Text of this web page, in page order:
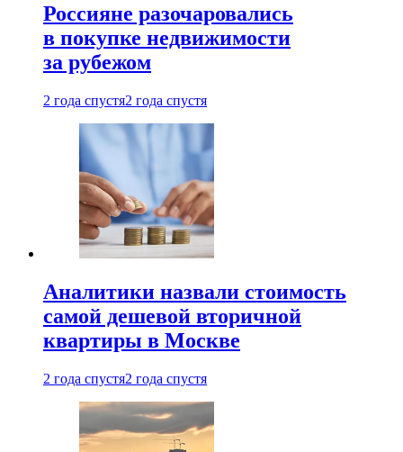
Россияне разочаровались
в покупке недвижимости
за рубежом
2 года спустя2 года спустя
Аналитики назвали стоимость
самой дешевой вторичной
квартиры в Москве
2 года спустя2 года спустя